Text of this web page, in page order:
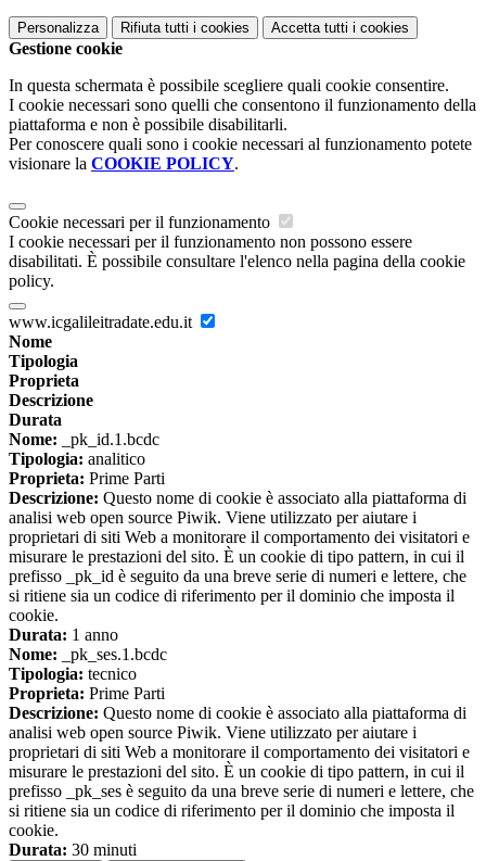
Personalizza Rifiuta tutti i cookies Accetta tutti i cookies
Gestione cookie
In questa schermata è possibile scegliere quali cookie consentire.
I cookie necessari sono quelli che consentono il funzionamento della
piattaforma e non è possibile disabilitarli.
Per conoscere quali sono i cookie necessari al funzionamento potete
visionare la COOKIE POLICY.
Cookie necessari per il funzionamento
I cookie necessari per il funzionamento non possono essere
disabilitati. È possibile consultare l'elenco nella pagina della cookie
policy.
www.icgalileitradate.edu.it
Nome
Tipologia
Proprieta
Descrizione
Durata
Nome: _pk_id.1.bcdc
Tipologia: analitico
Proprieta: Prime Parti
Descrizione: Questo nome di cookie è associato alla piattaforma di
analisi web open source Piwik. Viene utilizzato per aiutare i
proprietari di siti Web a monitorare il comportamento dei visitatori e
misurare le prestazioni del sito. È un cookie di tipo pattern, in cui il
prefisso _pk_id è seguito da una breve serie di numeri e lettere, che
si ritiene sia un codice di riferimento per il dominio che imposta il
cookie.
Durata: 1 anno
Nome: _pk_ses.1.bcdc
Tipologia: tecnico
Proprieta: Prime Parti
Descrizione: Questo nome di cookie è associato alla piattaforma di
analisi web open source Piwik. Viene utilizzato per aiutare i
proprietari di siti Web a monitorare il comportamento dei visitatori e
misurare le prestazioni del sito. È un cookie di tipo pattern, in cui il
prefisso _pk_ses è seguito da una breve serie di numeri e lettere, che
si ritiene sia un codice di riferimento per il dominio che imposta il
cookie.
Durata: 30 minuti